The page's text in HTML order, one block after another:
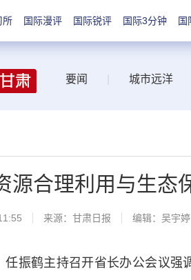
所 国际漫评 国际锐评 国际3分钟 国
要闻 城市远洋
源合理利用与生态
来源： 甘肃日报 编辑：吴宇婷
鹤主持召开省长办公会议强